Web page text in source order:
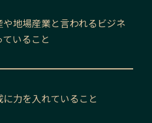
地場産業と言われるビジネ
いること
力を入れていること